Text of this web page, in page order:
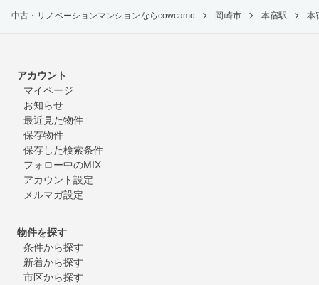
中古・リノベーションマンションならcowcamo 岡崎市 本宿駅 本
アカウント
マイページ
お知らせ
最近見た物件
保存物件
保存した検索条件
フォロー中のMIX
アカウント設定
メルマガ設定
物件を探す
条件から探す
新着から探す
市区から探す